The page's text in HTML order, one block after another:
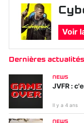
Voir
Dernières actualités
NEWS
JVFR :
Il y a 4 ans
NEWS